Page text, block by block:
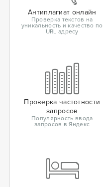
Антиплагиат онлайн
Проверка текстов на
уникальность и качество по
URL адресу
Проверка частотности
запросов
Популярность ввода
запросов в Яндекс